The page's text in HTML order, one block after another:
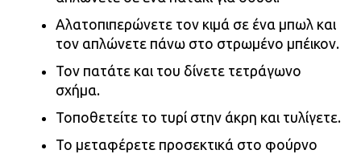
Αλατοπιπερώνετε τον κιμά σε ένα μπωλ και
τον απλώνετε πάνω στο στρωμένο μπέικον.
Τον πατάτε και του δίνετε τετράγωνο
σχήμα.
Τοποθετείτε το τυρί στην άκρη και τυλίγετε.
Το μεταφέρετε προσεκτικά στο φούρνο